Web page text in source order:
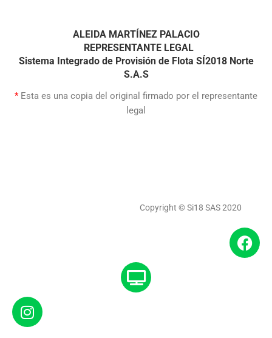
ALEIDA MARTÍNEZ PALACIO
REPRESENTANTE LEGAL
Sistema Integrado de Provisión de Flota SÍ2018 Norte
S.A.S
*Esta es una copia del original firmado por el representante
legal
Copyright © Si18 SAS 2020